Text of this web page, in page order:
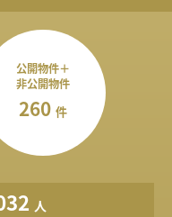
公開物件＋
非公開物件
260 件
人